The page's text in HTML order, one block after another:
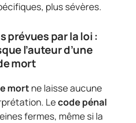
plus sévères.
prévues par la loi :
l’auteur d’une
mort
mortne laisse aucune
Lecode pénal
fermes, même si la